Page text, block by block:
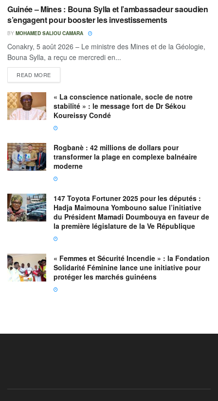
Guinée – Mines : Bouna Sylla et l’ambassadeur saoudien
s’engagent pour booster les investissements
BY MOHAMED SALIOU CAMARA
Conakry, 5 août 2026 – Le ministre des Mines et de la Géologie,
Bouna Sylla, a reçu ce mercredi en...
READ MORE
« La conscience nationale, socle de notre
stabilité » : le message fort de Dr Sékou
Koureissy Condé
Rogbanè : 42 millions de dollars pour
transformer la plage en complexe balnéaire
moderne
147 Toyota Fortuner 2025 pour les députés :
Hadja Maimouna Yombouno salue l’initiative
du Président Mamadi Doumbouya en faveur de
la première législature de la Ve République
« Femmes et Sécurité Incendie » : la Fondation
Solidarité Féminine lance une initiative pour
protéger les marchés guinéens